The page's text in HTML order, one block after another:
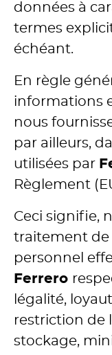
données à
termes
échéant.
En règle
informations
nous
par ailleurs,
utilisées par
Règlement
Ceci signifie,
traitement de
personnel
Ferrero
légalité,
restriction de
stockage,